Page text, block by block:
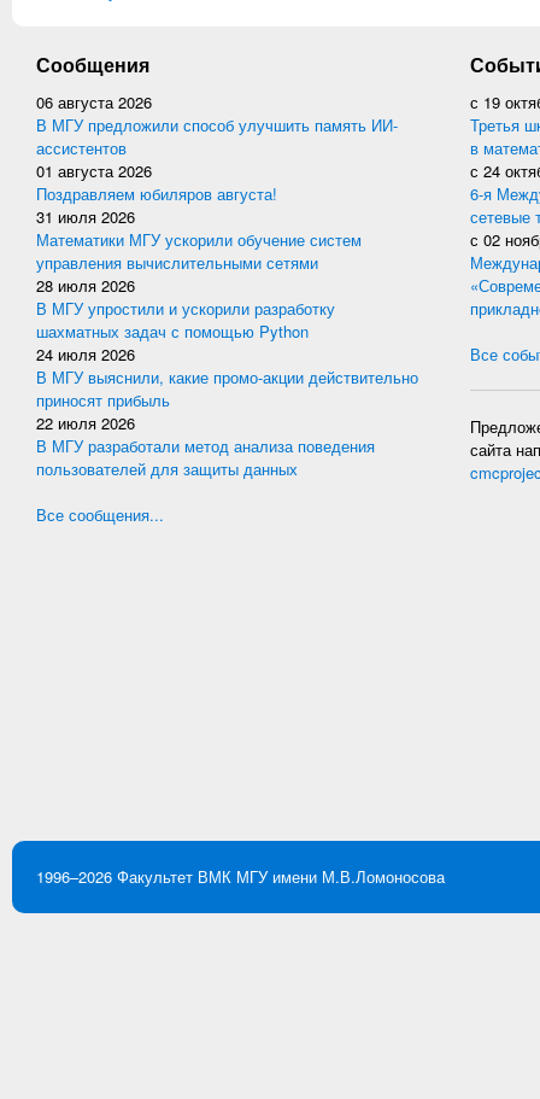
Сообщения
06 августа 2026
В МГУ предложили способ улучшить память ИИ-
ассистентов
01 августа 2026
Поздравляем юбиляров августа!
31 июля 2026
Математики МГУ ускорили обучение систем
управления вычислительными сетями
28 июля 2026
В МГУ упростили и ускорили разработку
шахматных задач с помощью Python
24 июля 2026
В МГУ выяснили, какие промо-акции действительно
приносят прибыль
22 июля 2026
В МГУ разработали метод анализа поведения
пользователей для защиты данных
Все сообщения...
с 19
Третья
в
с 24
6-я
сетевые
с 02
Все
сайта
1996–2026 Факультет ВМК МГУ имени М.В.Ломоносова